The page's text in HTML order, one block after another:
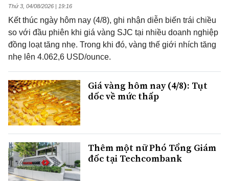
Thứ 3, 04/08/2026 | 19:16
Kết thúc ngày hôm nay (4/8), ghi nhận diễn biến trái chiều
so với đầu phiên khi giá vàng SJC tại nhiều doanh nghiệp
đồng loạt tăng nhẹ. Trong khi đó, vàng thế giới nhích tăng
nhẹ lên 4.062,6 USD/ounce.
Giá vàng hôm nay (4/8): Tụt
dốc về mức thấp
Thêm một nữ Phó Tổng Giám
đốc tại Techcombank